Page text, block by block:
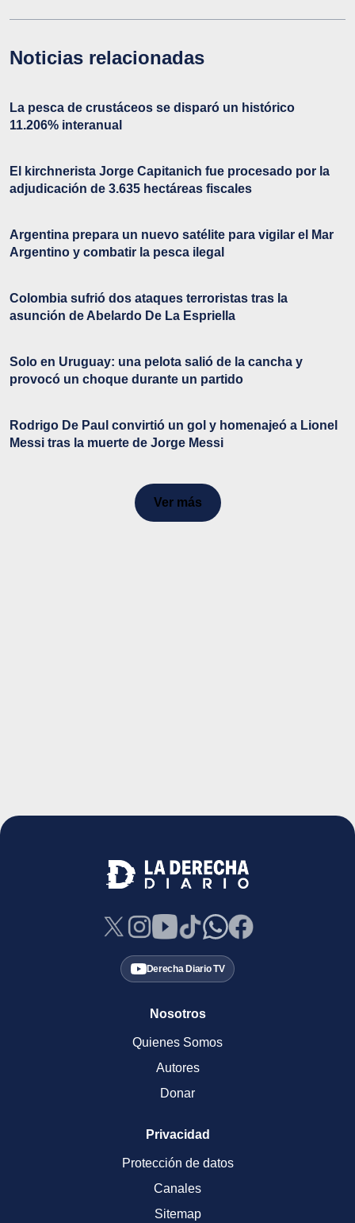
Noticias relacionadas
La pesca de crustáceos se disparó un histórico
11.206% interanual
El kirchnerista Jorge Capitanich fue procesado por la
adjudicación de 3.635 hectáreas fiscales
Argentina prepara un nuevo satélite para vigilar el Mar
Argentino y combatir la pesca ilegal
Colombia sufrió dos ataques terroristas tras la
asunción de Abelardo De La Espriella
Solo en Uruguay: una pelota salió de la cancha y
provocó un choque durante un partido
Rodrigo De Paul convirtió un gol y homenajeó a Lionel
Messi tras la muerte de Jorge Messi
Ver más
Derecha Diario TV
Nosotros
Quienes Somos
Autores
Donar
Privacidad
Protección de datos
Canales
Sitemap